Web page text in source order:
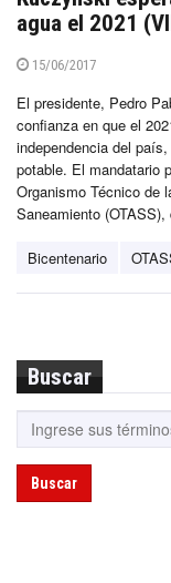
agua el 2021
15/06/2017
El presidente, Pedro
confianza en que el
independencia del
potable. El mandatario
Organismo Técnico de
Saneamiento
Bicentenario
Buscar
Buscar